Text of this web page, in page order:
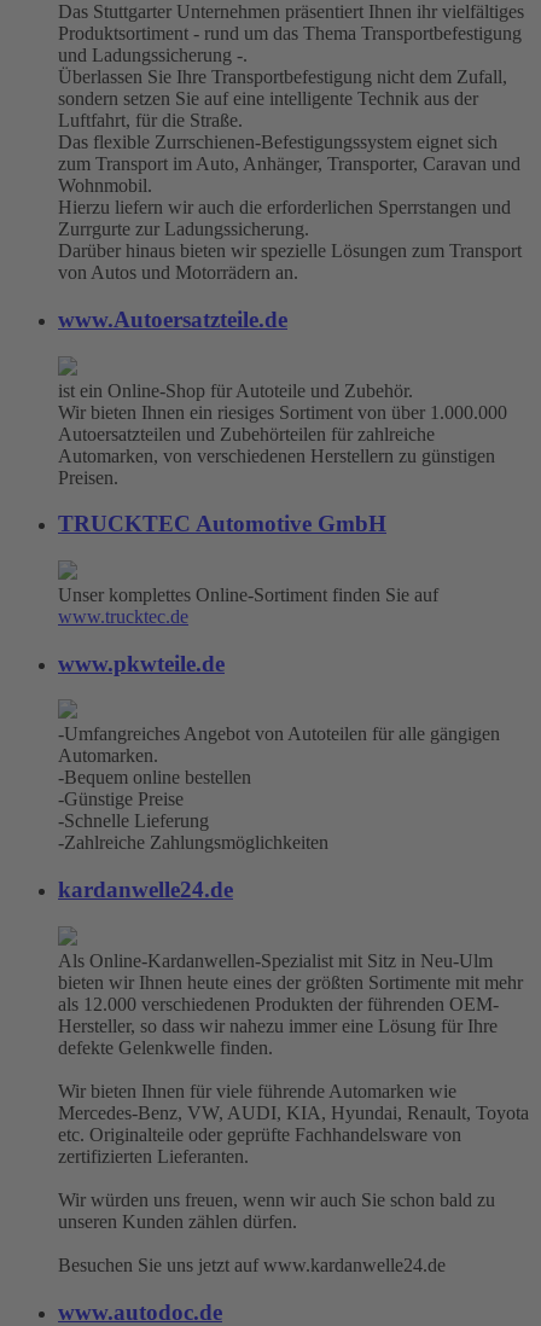
Das Stuttgarter Unternehmen präsentiert Ihnen ihr vielfältiges
Produktsortiment - rund um das Thema Transportbefestigung
und Ladungssicherung -.
Überlassen Sie Ihre Transportbefestigung nicht dem Zufall,
sondern setzen Sie auf eine intelligente Technik aus der
Luftfahrt, für die Straße.
Das flexible Zurrschienen-Befestigungssystem eignet sich
zum Transport im Auto, Anhänger, Transporter, Caravan und
Wohnmobil.
Hierzu liefern wir auch die erforderlichen Sperrstangen und
Zurrgurte zur Ladungssicherung.
Darüber hinaus bieten wir spezielle Lösungen zum Transport
von Autos und Motorrädern an.
www.Autoersatzteile.de
ist ein Online-Shop für Autoteile und Zubehör.
Wir bieten Ihnen ein riesiges Sortiment von über 1.000.000
Autoersatzteilen und Zubehörteilen für zahlreiche
Automarken, von verschiedenen Herstellern zu günstigen
Preisen.
TRUCKTEC Automotive GmbH
Unser komplettes Online-Sortiment finden Sie auf
www.trucktec.de
www.pkwteile.de
-Umfangreiches Angebot von Autoteilen für alle gängigen
Automarken.
-Bequem online bestellen
-Günstige Preise
-Schnelle Lieferung
-Zahlreiche Zahlungsmöglichkeiten
kardanwelle24.de
Als Online-Kardanwellen-Spezialist mit Sitz in Neu-Ulm
bieten wir Ihnen heute eines der größten Sortimente mit mehr
als 12.000 verschiedenen Produkten der führenden OEM-
Hersteller, so dass wir nahezu immer eine Lösung für Ihre
defekte Gelenkwelle finden.
Wir bieten Ihnen für viele führende Automarken wie
Mercedes-Benz, VW, AUDI, KIA, Hyundai, Renault, Toyota
etc. Originalteile oder geprüfte Fachhandelsware von
zertifizierten Lieferanten.
Wir würden uns freuen, wenn wir auch Sie schon bald zu
unseren Kunden zählen dürfen.
Besuchen Sie uns jetzt auf www.kardanwelle24.de
www.autodoc.de